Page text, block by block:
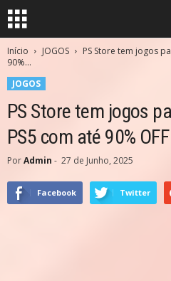
Início JOGOS
PS Store tem jogos
90%...
JOGOS
PS Store tem jogos
PS5 com até 90% OFF
PorAdmin - 27 de Junho, 2025
Facebook Twitter